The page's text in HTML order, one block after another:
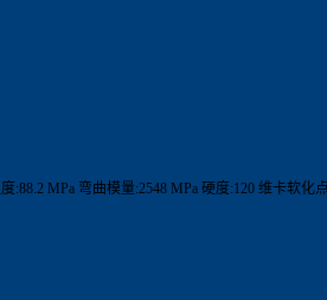
:88.2 MPa 弯曲模量:2548 MPa 硬度:120 维卡软